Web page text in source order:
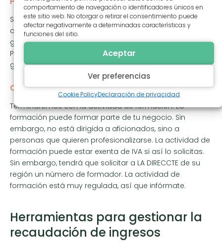
comportamiento de navegación o identificadores únicos en
este sitio web. No otorgar o retirar el consentimiento puede
afectar negativamente a determinadas características y
funciones del sitio.
Aceptar
Ver preferencias
Cookie PolicyDeclaración de privacidad
Sin embargo, aunque sea un poco engorroso, tenga
cuidado de no sobrepasar ciertos límites para poder
gestionar su presupuesto y evitar gastos innecesarios.
Podrías acabar pagando impuestos. ¡Calcula bien tus
gastos!
Cursos de formación
Terminaremos con la actividad de formación. La
formación puede formar parte de tu negocio. Sin
embargo, no está dirigida a aficionados, sino a
personas que quieren profesionalizarse. La actividad de
formación puede estar exenta de IVA si así lo solicitas.
Sin embargo, tendrá que solicitar a LA DIRECCTE de su
región un número de formador. La actividad de
formación está muy regulada, así que infórmate.
Herramientas para gestionar la
recaudación de ingresos